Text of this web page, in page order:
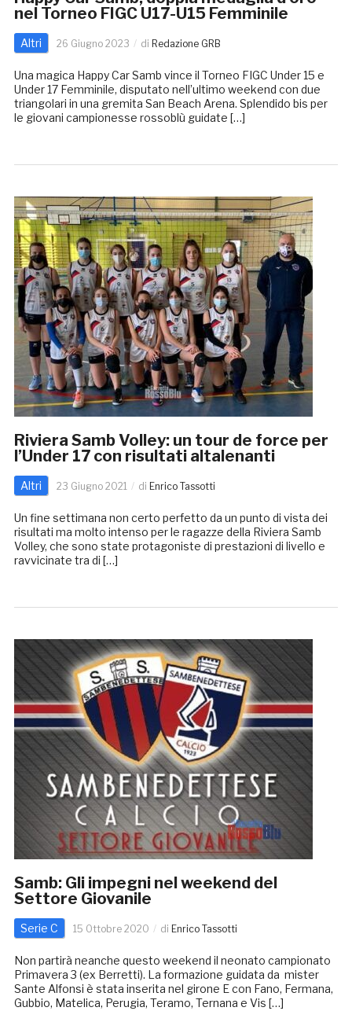
nel Torneo FIGC U17-U15 Femminile
Altri 26 Giugno 2023 di Redazione GRB
Una magica Happy Car Samb vince il Torneo FIGC Under 15 e
Under 17 Femminile, disputato nell’ultimo weekend con due
triangolari in una gremita San Beach Arena. Splendido bis per
le giovani campionesse rossoblù guidate […]
Riviera Samb Volley: un tour de force per
l’Under 17 con risultati altalenanti
Altri 23 Giugno 2021 di Enrico Tassotti
Un fine settimana non certo perfetto da un punto di vista dei
risultati ma molto intenso per le ragazze della Riviera Samb
Volley, che sono state protagoniste di prestazioni di livello e
ravvicinate tra di […]
Samb: Gli impegni nel weekend del
Settore Giovanile
Serie C 15 Ottobre 2020 di Enrico Tassotti
Non partirà neanche questo weekend il neonato campionato
Primavera 3 (ex Berretti). La formazione guidata da mister
Sante Alfonsi è stata inserita nel girone E con Fano, Fermana,
Gubbio, Matelica, Perugia, Teramo, Ternana e Vis […]